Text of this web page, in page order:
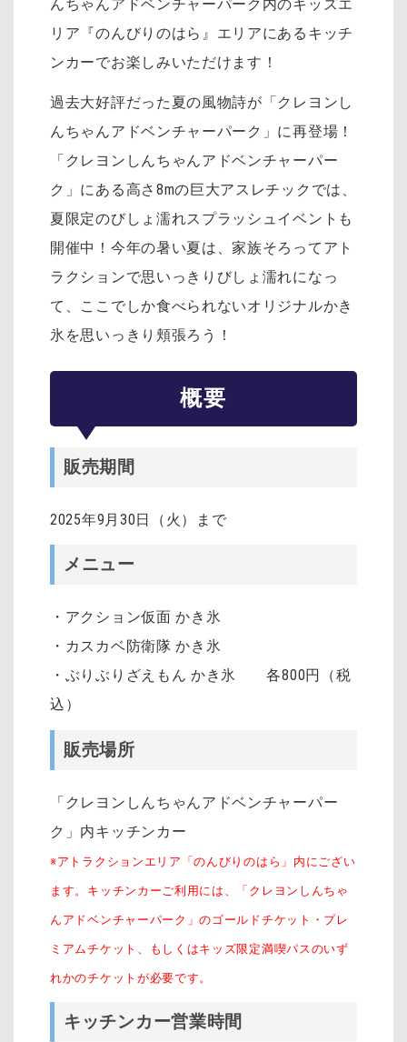
んちゃんアドベンチャーパーク内のキッズエ
リア『のんびりのはら』エリアにあるキッチ
ンカーでお楽しみいただけます！
過去大好評だった夏の風物詩が「クレヨンし
んちゃんアドベンチャーパーク」に再登場！
「クレヨンしんちゃんアドベンチャーパー
ク」にある高さ8mの巨大アスレチックでは、
夏限定のびしょ濡れスプラッシュイベントも
開催中！今年の暑い夏は、家族そろってアト
ラクションで思いっきりびしょ濡れになっ
て、ここでしか食べられないオリジナルかき
氷を思いっきり頬張ろう！
概要
販売期間
2025年9月30日（火）まで
メニュー
・アクション仮面 かき氷
・カスカベ防衛隊 かき氷
・ぶりぶりざえもん かき氷 各800円（税
込）
販売場所
「クレヨンしんちゃんアドベンチャーパー
ク」内キッチンカー
※アトラクションエリア「のんびりのはら」内にござい
ます。キッチンカーご利用には、「クレヨンしんちゃ
んアドベンチャーパーク」のゴールドチケット・プレ
ミアムチケット、もしくはキッズ限定満喫パスのいず
れかのチケットが必要です。
キッチンカー営業時間